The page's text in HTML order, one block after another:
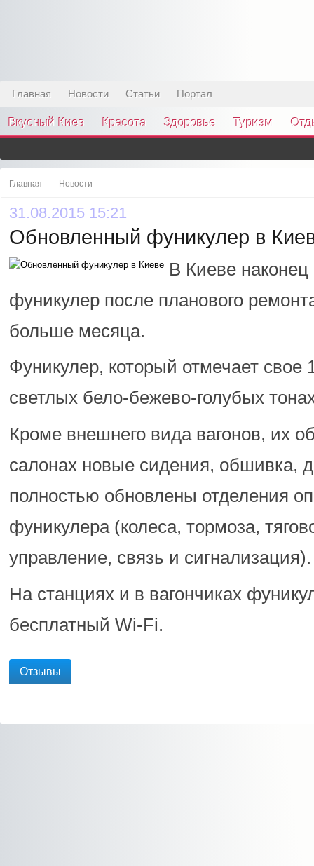
Главная Новости Статьи Портал
Вкусный Киев Красота Здоровье Туризм
Главная Новости
31.08.2015 15:21
Обновленный фуникулер в
В Киеве наконец
фуникулер после планового
больше месяца.
Фуникулер, который отмечает свое
светлых бело-бежево-голубых
Кроме внешнего вида вагонов, их
салонах новые сидения, обшивка,
полностью обновлены отделения
фуникулера (колеса, тормоза,
управление, связь и сигнализация).
На станциях и в вагончиках
бесплатный Wi-Fi.
Отзывы